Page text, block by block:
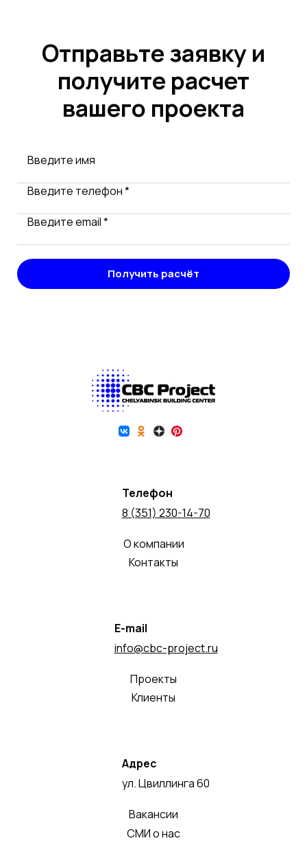
Отправьте заявку и
получите расчет
вашего проекта
Введите имя
Введите телефон *
Введите email *
Получить расчёт
Телефон
8 (351) 230-14-70
О компании
Контакты
E-mail
info@cbc-project.ru
Проекты
Клиенты
Адрес
ул. Цвиллинга 60
Вакансии
СМИ о нас